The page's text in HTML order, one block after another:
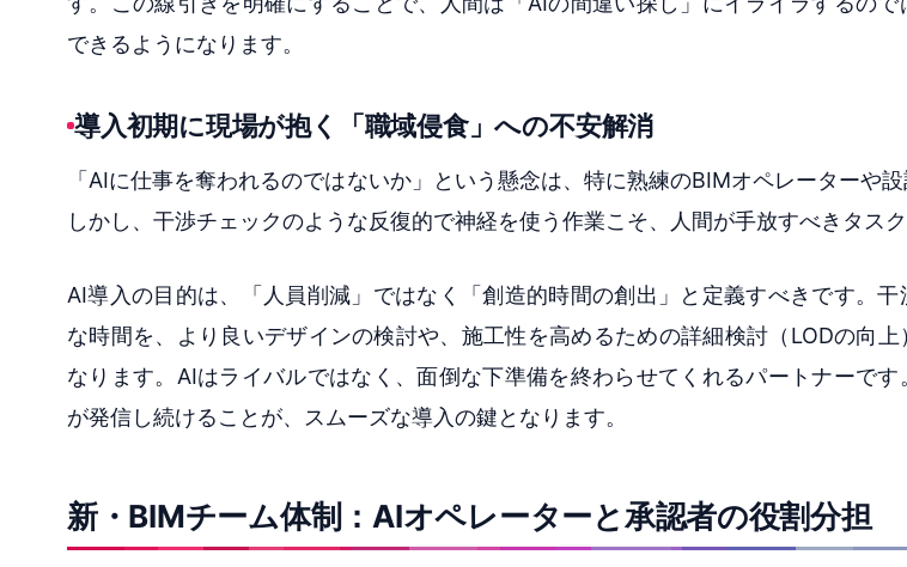
できるようになります。
導入初期に現場が抱く「職域侵食」への不安解消
「AIに仕事を奪われるのではないか」という懸念は、特に熟練のBIMオペレーターや
しかし、干渉チェックのような反復的で神経を使う作業こそ、人間が手放すべきタスク
AI導入の目的は、「人員削減」ではなく「創造的時間の創出」と定義すべきです。
な時間を、より良いデザインの検討や、施工性を高めるための詳細検討（LODの向
なります。AIはライバルではなく、面倒な下準備を終わらせてくれるパートナーで
が発信し続けることが、スムーズな導入の鍵となります。
新・BIMチーム体制：AIオペレーターと承認者の役割分担